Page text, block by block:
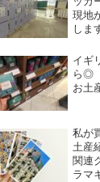
現地
しま
イギ
ら◎
お土
私が
土産
関連
ラマ